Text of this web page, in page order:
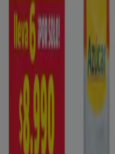
Fuera de Serie
Carrera 6 No 6-24
6.8 km
Koaj
Carrera 6 No. 6 -